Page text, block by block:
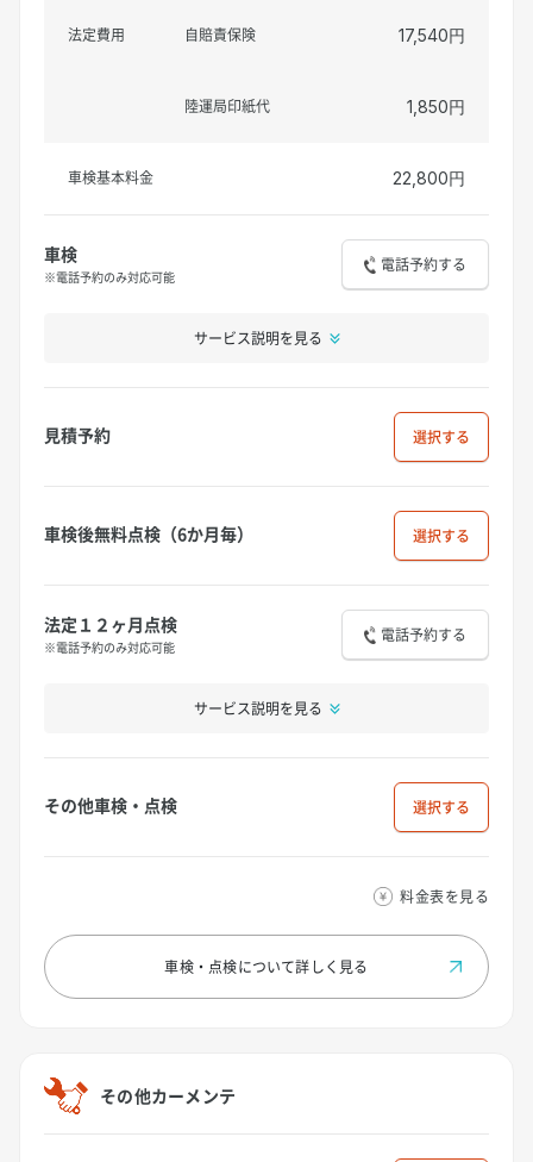
法定費用 自賠責保険 17,540円
陸運局印紙代 1,850円
車検基本料金 22,800円
車検
※電話予約のみ対応可能
電話予約する
サービス説明を見る
見積予約 選択
車検後無料点検（6か月毎） 選択
法定１２ヶ月点検
※電話予約のみ対応可能
電話予約する
サービス説明を見る
その他車検・点検 選択
料金表を見る
車検・点検について詳しく見る
その他カーメンテ